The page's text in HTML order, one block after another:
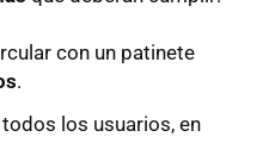
con un patinete
.
los usuarios, en